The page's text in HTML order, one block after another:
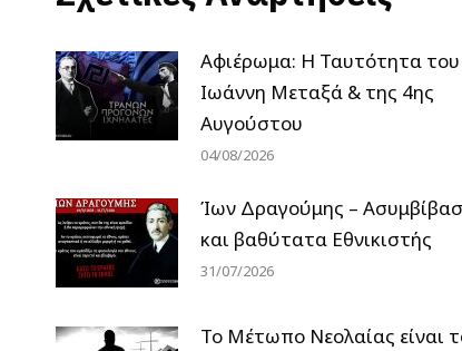
Αφιέρωμα: Η Ταυτότητα του
Ιωάννη Μεταξά & της 4ης
Αυγούστου
04/08/2026
Ίων Δραγούμης –
και βαθύτατα Εθνικιστής
31/07/2026
Το Μέτωπο Νεολαίας είναι